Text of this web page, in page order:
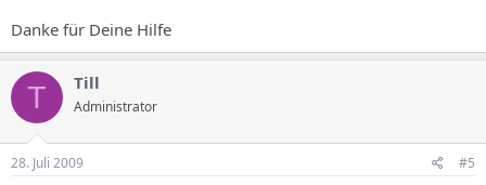
Danke für Deine Hilfe
T Till
Administrator
28. Juli 2009 #5